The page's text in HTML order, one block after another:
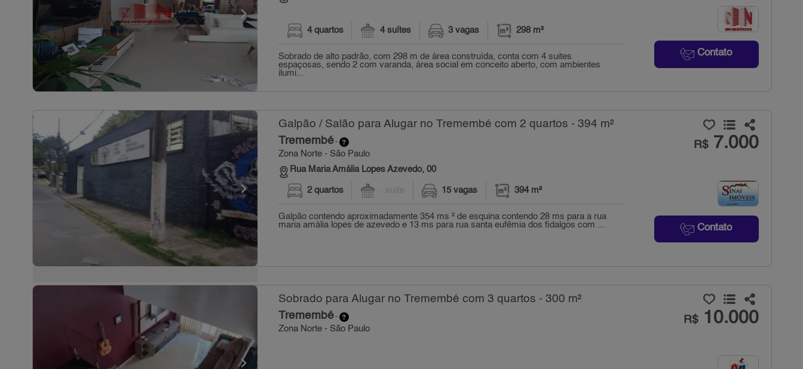
Contato
4 quartos 4 suítes 3 vagas 298 m²
Sobrado de alto padrão, com 298 m de área construída, conta com 4 suites
espaçosas, sendo 2 com varanda, área social em conceito aberto, com ambientes
ilumi...
Galpão / Salão para Alugar no Tremembé com 2 quartos - 394 m²
Tremembé-
Zona Norte - São Paulo
Rua Maria Amália Lopes Azevedo, 00
R$7.000
Contato
2 quartos - suíte 15 vagas 394 m²
Galpão contendo aproximadamente 354 ms ² de esquina contendo 28 ms para a rua
maria amália lopes de azevedo e 13 ms para rua santa eufêmia dos fidalgos com ...
Sobrado para Alugar no Tremembé com 3 quartos - 300 m²
Tremembé-
Zona Norte - São Paulo
R$10.000